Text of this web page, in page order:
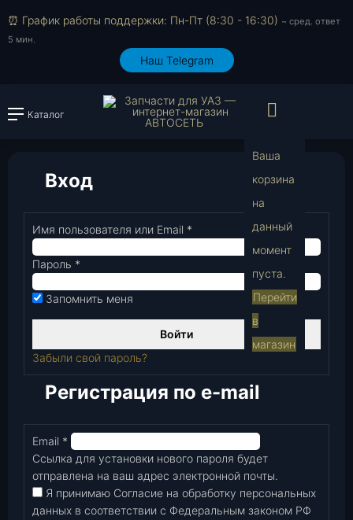
⏰ График работы поддержки: Пн-Пт (8:30 - 16:30) ~ сред. ответ
5 мин.
Наш Telegram
Каталог Войти или
Ваша
корзина
на
данный
момент
пуста.
Перейти
в
магазин
Вход
Имя пользователя или Email * Обязательно
Пароль *
Запомнить меня
Войти
Забыли свой пароль?
Регистрация по e-mail
Email *
Ссылка для установки нового пароля будет
отправлена ​​на ваш адрес электронной почты.
Я принимаю Согласие на обработку персональных
данных в соответствии с Федеральным законом РФ